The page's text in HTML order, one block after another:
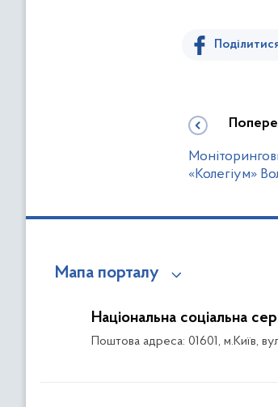
«Колегіум»
Мапа порталу
Національна соціальна
Поштова адреса: 01601, м.Київ,